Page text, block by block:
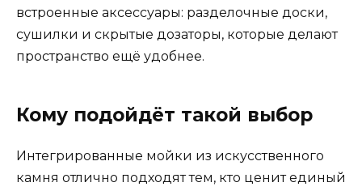
встроенные аксессуары: разделочные доски,
сушилки и скрытые дозаторы, которые делают
пространство ещё удобнее.
Кому подойдёт такой выбор
Интегрированные мойки из искусственного
камня отлично подходят тем, кто ценит единый